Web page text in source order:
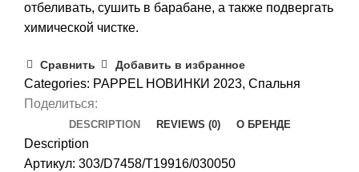
отбеливать, сушить в барабане, а также подвергать
химической чистке.
Сравнить Добавить в избранное
Categories: PAPPEL НОВИНКИ 2023, Спальня
Поделиться:
DESCRIPTION REVIEWS (0) О БРЕНДЕ
Description
Артикул: 303/D7458/T19916/030050